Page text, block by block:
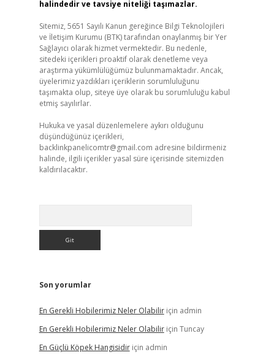
halindedir ve tavsiye niteliği taşımazlar.
Sitemiz, 5651 Sayılı Kanun gereğince Bilgi Teknolojileri
ve İletişim Kurumu (BTK) tarafından onaylanmış bir Yer
Sağlayıcı olarak hizmet vermektedir. Bu nedenle,
sitedeki içerikleri proaktif olarak denetleme veya
araştırma yükümlülüğümüz bulunmamaktadır. Ancak,
üyelerimiz yazdıkları içeriklerin sorumluluğunu
taşımakta olup, siteye üye olarak bu sorumluluğu kabul
etmiş sayılırlar.
Hukuka ve yasal düzenlemelere aykırı olduğunu
düşündüğünüz içerikleri,
backlinkpanelicomtr@gmail.com adresine bildirmeniz
halinde, ilgili içerikler yasal süre içerisinde sitemizden
kaldırılacaktır.
Son yorumlar
En Gerekli Hobilerimiz Neler Olabiliriçin admin
En Gerekli Hobilerimiz Neler Olabiliriçin Tuncay
En Güçlü Köpek Hangisidiriçin admin